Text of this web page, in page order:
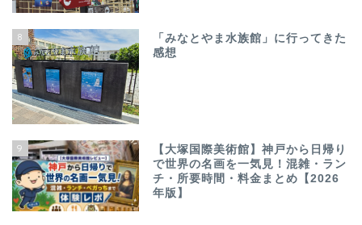
8
「みなとやま水族館」に行ってきた
感想
9
【大塚国際美術館】神戸から日帰り
で世界の名画を一気見！混雑・ラン
チ・所要時間・料金まとめ【2026
年版】